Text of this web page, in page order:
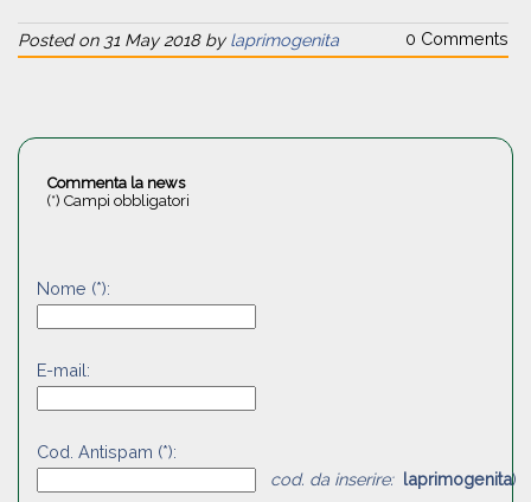
0 Comments
Posted on 31 May 2018 bylaprimogenita
Commenta la news
(*) Campi obbligatori
Nome (*):
E-mail:
Cod. Antispam (*):
cod. da inserire: laprimogenita)